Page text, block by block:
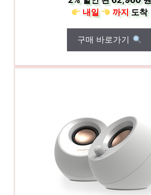
내일
까지도착
구매 바로가기